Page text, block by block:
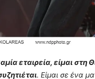
εταιρεία, είμαι στη
. Είμαι σε ένα